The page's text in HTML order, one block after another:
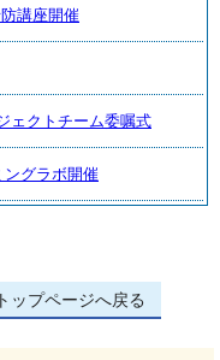
講座開催
ェクトチーム委嘱式
グラボ開催
トップページへ戻る